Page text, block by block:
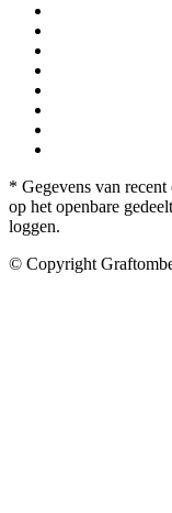
* Gegevens van
op het openbare
loggen.
© Copyright